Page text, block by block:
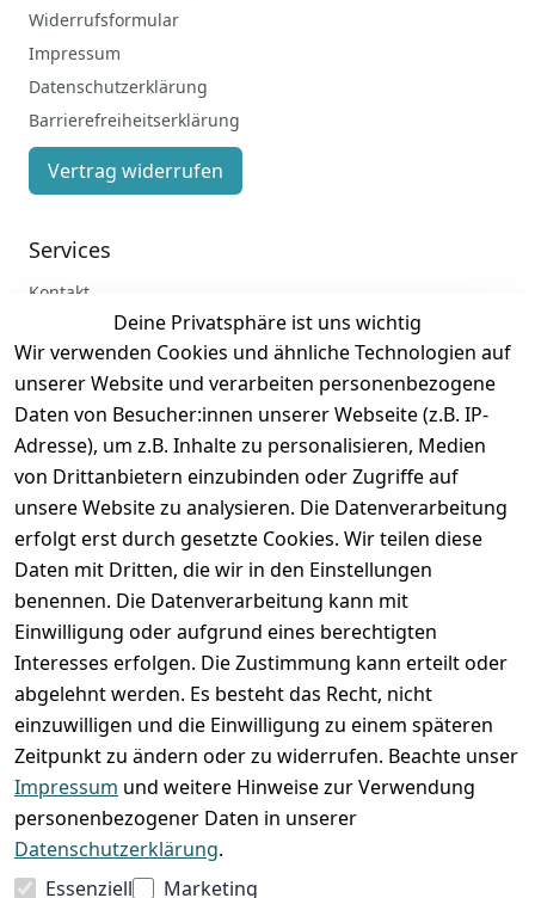
Deine Privatsphäre ist uns wichtig
Wir verwenden Cookies und ähnliche Technologien auf
unserer Website und verarbeiten personenbezogene
Daten von Besucher:innen unserer Webseite (z.B. IP-
Adresse), um z.B. Inhalte zu personalisieren, Medien
von Drittanbietern einzubinden oder Zugriffe auf
unsere Website zu analysieren. Die Datenverarbeitung
erfolgt erst durch gesetzte Cookies. Wir teilen diese
Daten mit Dritten, die wir in den Einstellungen
benennen. Die Datenverarbeitung kann mit
Einwilligung oder aufgrund eines berechtigten
Interesses erfolgen. Die Zustimmung kann erteilt oder
abgelehnt werden. Es besteht das Recht, nicht
einzuwilligen und die Einwilligung zu einem späteren
Zeitpunkt zu ändern oder zu widerrufen. Beachte unser
Impressum und weitere Hinweise zur Verwendung
personenbezogener Daten in unserer
Datenschutzerklärung.
Essenziell
Marketing
Widerrufsformular
Impressum
Datenschutzerklärung
Barrierefreiheitserklärung
Vertrag widerrufen
Services
Kontakt
Registrieren
Zahlung und Versand
VORKASSE RECHNUNG